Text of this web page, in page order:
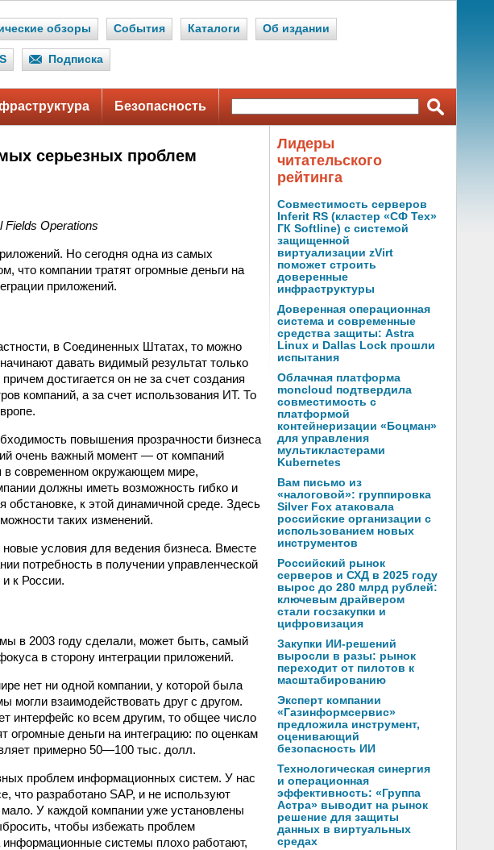
обзоры События Каталоги Об издании
Подписка
Безопасность
серьезных проблем
Operations
Но сегодня одна из самых
что компании тратят огромные деньги на
приложений.
в Соединенных Штатах, то можно
давать видимый результат только
достигается он не за счет создания
компаний, а за счет использования ИТ. То
повышения прозрачности бизнеса
очень важный момент — от компаний
в современном окружающем мире,
должны иметь возможность гибко и
к этой динамичной среде. Здесь
таких изменений.
условия для ведения бизнеса. Вместе
потребность в получении управленческой
к России.
в 2003 году сделали, может быть, самый
в сторону интеграции приложений.
нет ни одной компании, у которой была
могли взаимодействовать друг с другом.
интерфейс ко всем другим, то общее число
огромные деньги на интеграцию: по оценкам
примерно 50—100 тыс. долл.
проблем информационных систем. У нас
что разработано SAP, и не используют
У каждой компании уже установлены
чтобы избежать проблем
информационные системы плохо работают,
Лидеры
читательского
рейтинга
Совместимость серверов
Inferit RS (кластер «СФ Тех»
ГК Softline) с системой
защищенной
виртуализации zVirt
поможет строить
доверенные
инфраструктуры
Доверенная операционная
система и современные
средства защиты: Astra
Linux и Dallas Lock прошли
испытания
Облачная платформа
moncloud подтвердила
совместимость с
платформой
контейнеризации «Боцман»
для управления
мультикластерами
Kubernetes
Вам письмо из
«налоговой»: группировка
Silver Fox атаковала
российские организации с
использованием новых
инструментов
Российский рынок
серверов и СХД в 2025 году
вырос до 280 млрд рублей:
ключевым драйвером
стали госзакупки и
цифровизация
Закупки ИИ-решений
выросли в разы: рынок
переходит от пилотов к
масштабированию
Эксперт компании
«Газинформсервис»
предложила инструмент,
оценивающий
безопасность ИИ
Технологическая синергия
и операционная
эффективность: «Группа
Астра» выводит на рынок
решение для защиты
данных в виртуальных
средах